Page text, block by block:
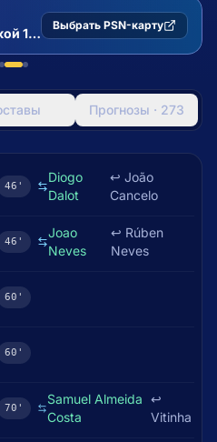
PSN-карты со скидкой 11%
Выбрать PSN-карту
Прогнозы · 273
46'
Diogo
Dalot
↩ João
Cancelo
46'
Joao
Neves
↩ Rúben
Neves
60'
60'
70'
Samuel Almeida
Costa
↩
Vitinha